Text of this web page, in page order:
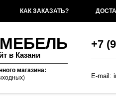
КАК ЗАКАЗАТЬ?
в Казани
магазина:
+7
E-mail: